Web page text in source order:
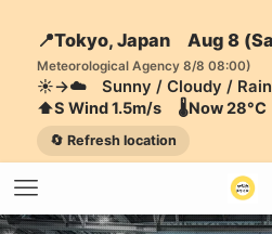
📍Tokyo, Japan Aug 8
Meteorological Agency 8/8 08:00)
☀️→☁️ Sunny / Cloudy / Rain
⬆️S Wind 1.5m/s 🌡️Now
🔄 Refresh location